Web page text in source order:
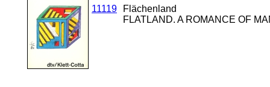
11119
Flächenland
FLATLAND. A ROMANCE OF